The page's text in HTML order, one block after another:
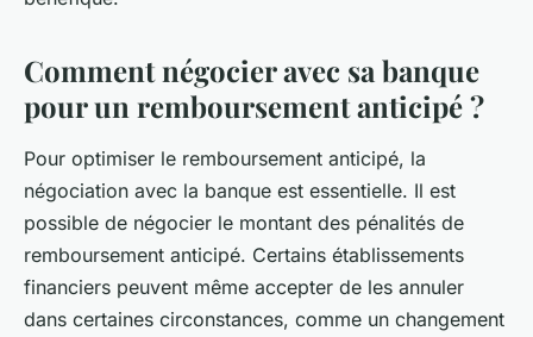
Comment négocier avec sa banque
pour un remboursement anticipé ?
Pour optimiser le remboursement anticipé, la
négociation avec la banque est essentielle. Il est
possible de négocier le montant des pénalités de
remboursement anticipé. Certains établissements
financiers peuvent même accepter de les annuler
dans certaines circonstances, comme un changement